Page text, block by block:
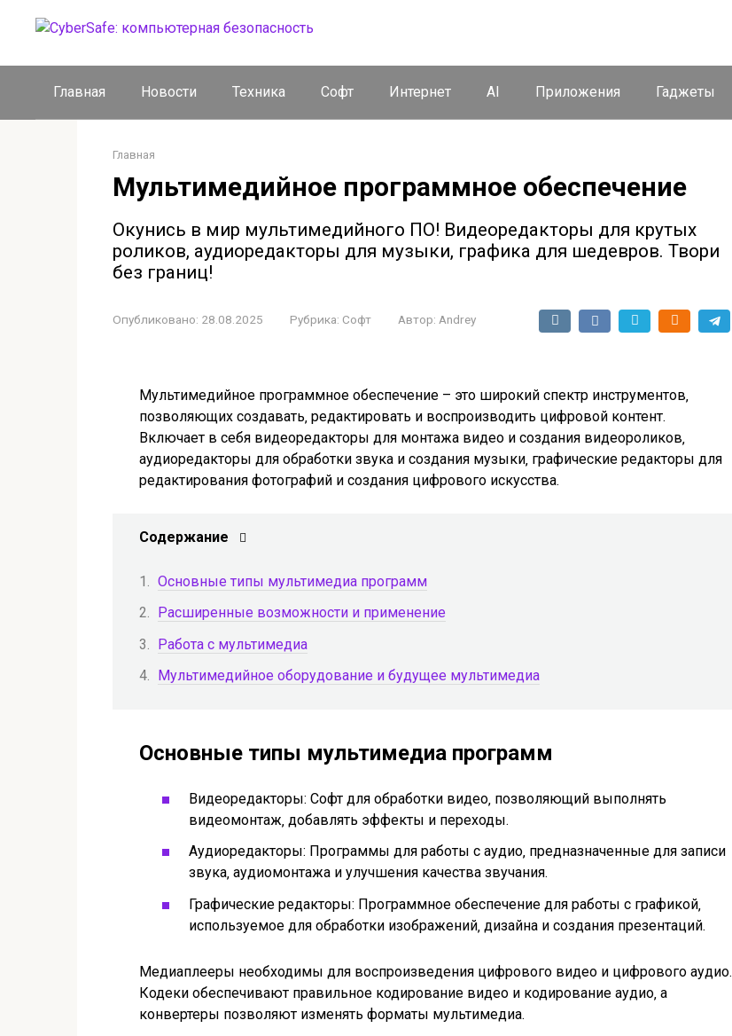
Главная Новости Техника Софт Интернет AI Приложения Гаджеты
Главная
Мультимедийное программное обеспечение
Окунись в мир мультимедийного ПО! Видеоредакторы для крутых
роликов, аудиоредакторы для музыки, графика для шедевров. Твори
без границ!
Опубликовано: 28.08.2025 Рубрика: Софт Автор: Andrey
Мультимедийное программное обеспечение – это широкий спектр инструментов‚
позволяющих создавать‚ редактировать и воспроизводить цифровой контент.
Включает в себя видеоредакторы для монтажа видео и создания видеороликов‚
аудиоредакторы для обработки звука и создания музыки‚ графические редакторы для
редактирования фотографий и создания цифрового искусства.
Содержание
Основные типы мультимедиа программ
Расширенные возможности и применение
Работа с мультимедиа
Мультимедийное оборудование и будущее мультимедиа
Основные типы мультимедиа программ
Видеоредакторы: Софт для обработки видео‚ позволяющий выполнять
видеомонтаж‚ добавлять эффекты и переходы.
Аудиоредакторы: Программы для работы с аудио‚ предназначенные для записи
звука‚ аудиомонтажа и улучшения качества звучания.
Графические редакторы: Программное обеспечение для работы с графикой‚
используемое для обработки изображений‚ дизайна и создания презентаций.
Медиаплееры необходимы для воспроизведения цифрового видео и цифрового аудио.
Кодеки обеспечивают правильное кодирование видео и кодирование аудио‚ а
конвертеры позволяют изменять форматы мультимедиа.